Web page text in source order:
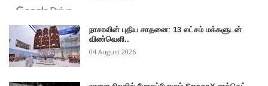
நாசாவின் புதிய சாதனை: 13 லட்சம் மக்களுடன்
விண்வெளி..
04 August 2026